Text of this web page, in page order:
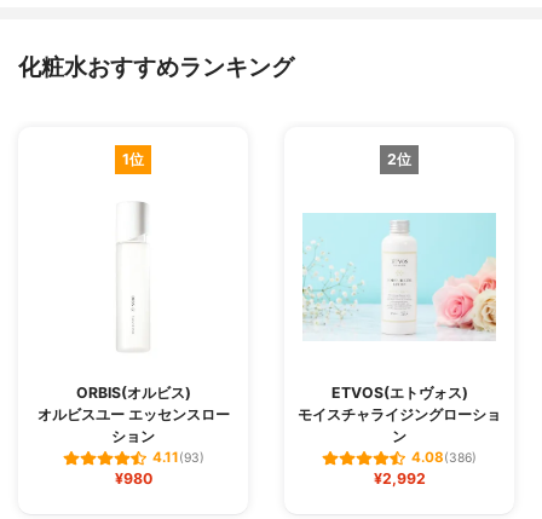
化粧水おすすめランキング
1位
ORBIS(オルビス)
オルビスユー エッセンスロー
ション
4.11(93)
¥980
2位
ETVOS(エトヴォス)
モイスチャライジングローショ
ン
4.08(386)
¥2,992